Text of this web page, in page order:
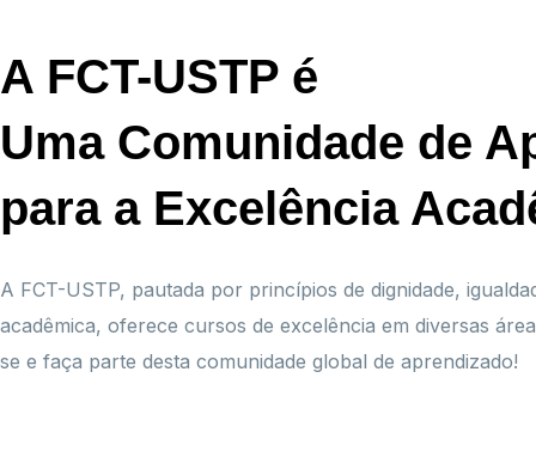
A FCT-USTP é
Uma Comunidade de
para a Excelência
A FCT-USTP, pautada por princípios de dignidade,
acadêmica, oferece cursos de excelência em diversas
se e faça parte desta comunidade global de aprendizado!